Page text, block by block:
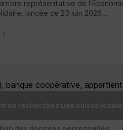
représentative de
lancée ce 23 juin 2026...
banque coopérative,
ou recherchez une caisse
des données personnelles